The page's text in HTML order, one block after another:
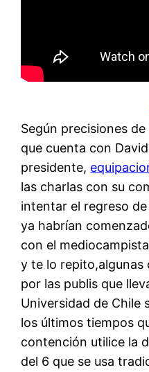
Según precisiones
que cuenta con
presidente,
las charlas con su
intentar el regreso
ya habrían
con el
y te lo repito,algunas
por las publis que
Universidad de Chile
los últimos tiempos
contención utilice la
del 6 que se usa